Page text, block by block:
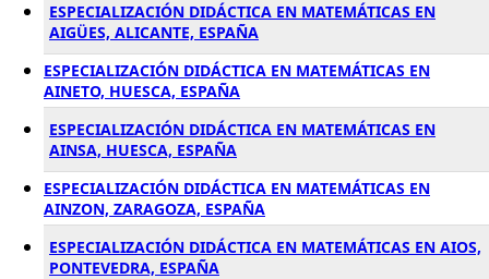
ESPECIALIZACIÓN DIDÁCTICA EN MATEMÁTICAS EN
AIGÜES, ALICANTE, ESPAÑA
ESPECIALIZACIÓN DIDÁCTICA EN MATEMÁTICAS EN
AINETO, HUESCA, ESPAÑA
ESPECIALIZACIÓN DIDÁCTICA EN MATEMÁTICAS EN
AINSA, HUESCA, ESPAÑA
ESPECIALIZACIÓN DIDÁCTICA EN MATEMÁTICAS EN
AINZON, ZARAGOZA, ESPAÑA
ESPECIALIZACIÓN DIDÁCTICA EN MATEMÁTICAS EN AIOS,
PONTEVEDRA, ESPAÑA